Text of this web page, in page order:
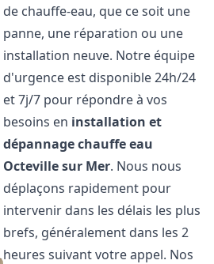
de chauffe-eau, que ce soit une
panne, une réparation ou une
installation neuve. Notre équipe
d'urgence est disponible 24h/24
et 7j/7 pour répondre à vos
besoins en installation et
dépannage chauffe eau
Octeville sur Mer. Nous nous
déplaçons rapidement pour
intervenir dans les délais les plus
brefs, généralement dans les 2
heures suivant votre appel. Nos